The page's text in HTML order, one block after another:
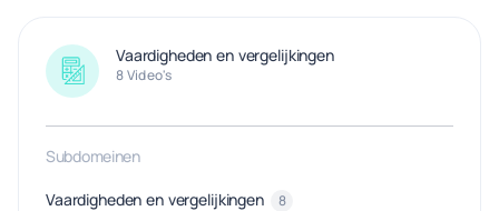
Vaardigheden en vergelijkingen
8 Video's
Subdomeinen
Vaardigheden en vergelijkingen 8